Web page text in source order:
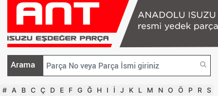
Arama
# A B C Ç D E F G Ğ H I İ J K L M N O Ö P R S